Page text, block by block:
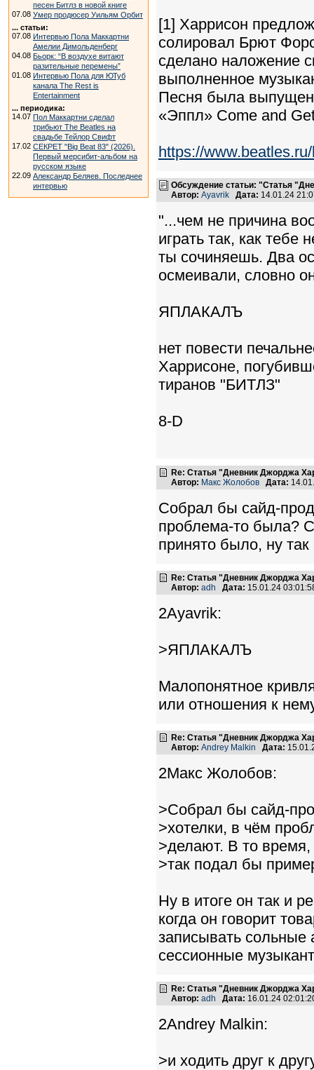
песен Битлз в новой книге
07.08 Умер продюсер Уильям Орбит
... статьи:
07.08 Интервью Пола Маккартни
Амелии Димольденберг
04.08 Бьорк: “В воздухе витают
разительные перемены”
01.08 Интервью Пола для ЮТуб
канала The Rest is
Entertainment
... периодика:
14.07 Пол Маккартни сделал
трибьют The Beatles на
свадьбе Тейлор Свифт
17.02 СЕКРЕТ "Big Beat 83" (2026).
Первый мерсибит-альбом на
русском языке
22.09 Александр Беляев. Последнее
интервью
[1] Харрисон
солировал Брют
сделано наложение
выполненное
Песня была
«Эппл» Come and
https://
Обсуждение статьи: "Статья
Автор: Ayavrik Дата: 14.01.24
"...чем не причина
играть так, как тебе
ты сочиняешь. Два
осмеивали, словно
ЯПЛАКАЛЪ
нет повести
Харрисоне,
тиранов "БИТЛЗ"
8-D
Re: Статья "Дневник Джорджа
Автор: Макс Жолобов Дата:
Собрал бы сайд-
проблема-то была?
принято было, ну
Re: Статья "Дневник Джорджа
Автор: adh Дата: 15.01.24
2Ayavrik:
>ЯПЛАКАЛЪ
Малопонятное
или отношения к
Re: Статья "Дневник Джорджа
Автор: Andrey Malkin Дата:
2Макс Жолобов:
>Собрал бы сайд-
>хотелки, в чём
>делают. В то
>так подал бы
Ну в итоге он так и
когда он говорит
записывать сольные
сессионные
Re: Статья "Дневник Джорджа
Автор: adh Дата: 16.01.24
2Andrey Malkin:
>и ходить друг к